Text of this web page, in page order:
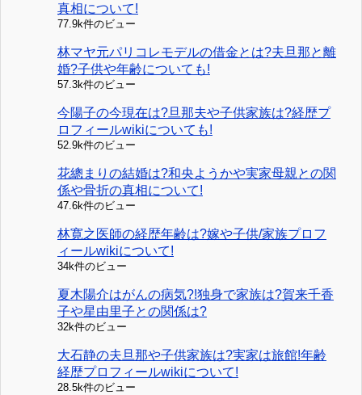
真相について!
77.9k件のビュー
林マヤ元パリコレモデルの借金とは?夫旦那と離
婚?子供や年齢についても!
57.3k件のビュー
今陽子の今現在は?旦那夫や子供家族は?経歴プ
ロフィールwikiについても!
52.9k件のビュー
花總まりの結婚は?和央ようかや実家母親との関
係や骨折の真相について!
47.6k件のビュー
林寛之医師の経歴年齢は?嫁や子供/家族プロフ
ィールwikiについて!
34k件のビュー
夏木陽介はがんの病気?!独身で家族は?賀来千香
子や星由里子との関係は?
32k件のビュー
大石静の夫旦那や子供家族は?実家は旅館!年齢
経歴プロフィールwikiについて!
28.5k件のビュー